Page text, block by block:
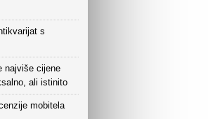
s
najviše cijene
ali istinito
mobitela